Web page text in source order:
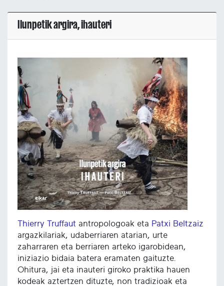
Ilunpetik argira, ihauteri
Thierry Truffaut antropologoak eta Patxi Beltzaiz
argazkilariak, udaberriaren atarian, urte
zaharraren eta berriaren arteko igarobidean,
iniziazio bidaia batera eramaten gaituzte.
Ohitura, jai eta inauteri giroko praktika hauen
kodeak aztertzen dituzte, non tradizioak eta